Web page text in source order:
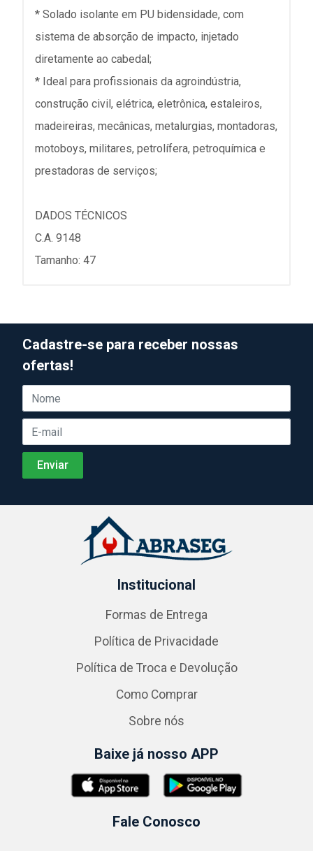
* Solado isolante em PU bidensidade, com
sistema de absorção de impacto, injetado
diretamente ao cabedal;
* Ideal para profissionais da agroindústria,
construção civil, elétrica, eletrônica, estaleiros,
madeireiras, mecânicas, metalurgias, montadoras,
motoboys, militares, petrolífera, petroquímica e
prestadoras de serviços;
DADOS TÉCNICOS
C.A. 9148
Tamanho: 47
Cadastre-se para receber nossas
ofertas!
Institucional
Formas de Entrega
Política de Privacidade
Política de Troca e Devolução
Como Comprar
Sobre nós
Baixe já nosso APP
Fale Conosco